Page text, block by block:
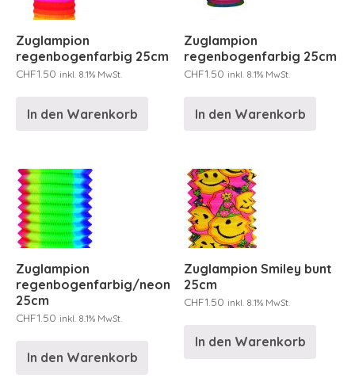
Zuglampion
regenbogenfarbig 25cm
CHF1.50 inkl. 8.1% MwSt.
In den Warenkorb
Zuglampion
regenbogenfarbig 25cm
CHF1.50 inkl. 8.1% MwSt.
In den Warenkorb
Zuglampion
regenbogenfarbig/neon
25cm
CHF1.50 inkl. 8.1% MwSt.
In den Warenkorb
Zuglampion Smiley bunt
25cm
CHF1.50 inkl. 8.1% MwSt.
In den Warenkorb